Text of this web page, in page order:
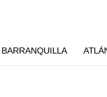
BARRANQUILLA